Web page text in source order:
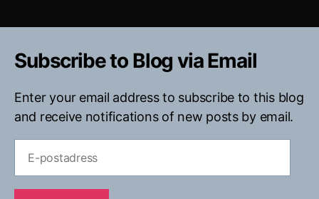
Subscribe to Blog via Email
Enter your email address to subscribe to this blog
and receive notifications of new posts by email.
postadress